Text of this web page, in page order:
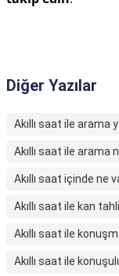
Diğer Yazılar
Akıllı saat ile arama
Akıllı saat ile arama
Akıllı saat içinde ne
Akıllı saat ile kan
Akıllı saat ile
Akıllı saat ile